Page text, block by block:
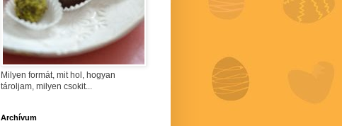
Milyen formát, mit hol, hogyan
tároljam, milyen csokit...
Archívum